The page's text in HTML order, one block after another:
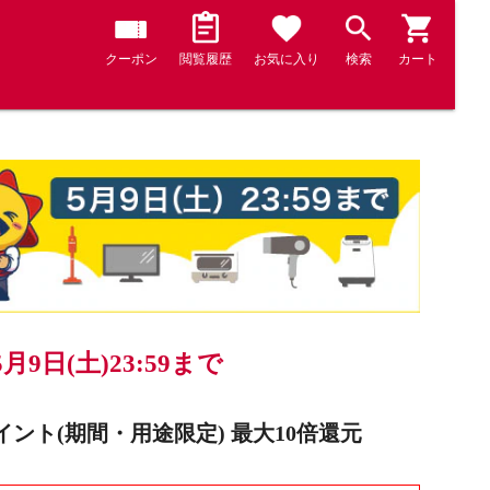
クーポン 閲覧履歴 お気に入り 検索 カート
月9日(土)23:59まで
ト(期間・用途限定) 最大10倍還元